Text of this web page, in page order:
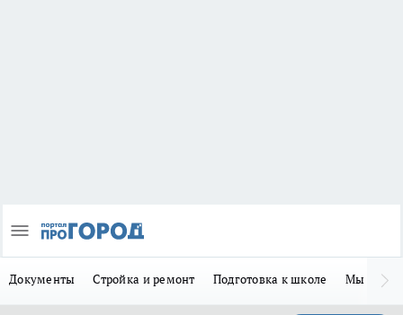
Документы Стройка и ремонт Подготовка к школе Мы в MAX